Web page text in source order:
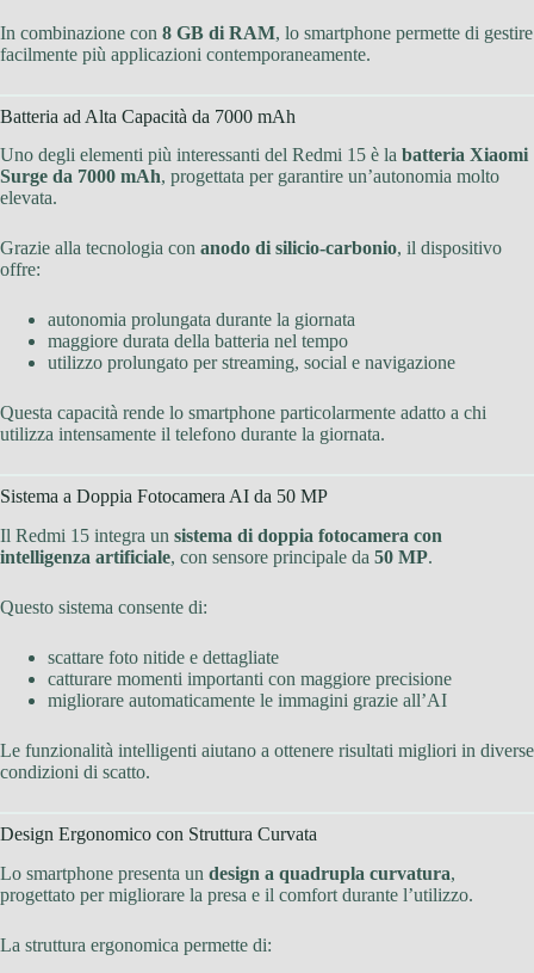
In combinazione con 8 GB di RAM, lo smartphone permette di gestire
facilmente più applicazioni contemporaneamente.
Batteria ad Alta Capacità da 7000 mAh
Uno degli elementi più interessanti del Redmi 15 è la batteria Xiaomi
Surge da 7000 mAh, progettata per garantire un’autonomia molto
elevata.
Grazie alla tecnologia con anodo di silicio-carbonio, il dispositivo
offre:
autonomia prolungata durante la giornata
maggiore durata della batteria nel tempo
utilizzo prolungato per streaming, social e navigazione
Questa capacità rende lo smartphone particolarmente adatto a chi
utilizza intensamente il telefono durante la giornata.
Sistema a Doppia Fotocamera AI da 50 MP
Il Redmi 15 integra un sistema di doppia fotocamera con
intelligenza artificiale, con sensore principale da 50 MP.
Questo sistema consente di:
scattare foto nitide e dettagliate
catturare momenti importanti con maggiore precisione
migliorare automaticamente le immagini grazie all’AI
Le funzionalità intelligenti aiutano a ottenere risultati migliori in diverse
condizioni di scatto.
Design Ergonomico con Struttura Curvata
Lo smartphone presenta un design a quadrupla curvatura,
progettato per migliorare la presa e il comfort durante l’utilizzo.
La struttura ergonomica permette di: